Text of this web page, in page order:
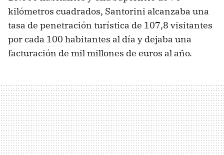
kilómetros cuadrados, Santorini alcanzaba una
tasa de penetración turística de 107,8 visitantes
por cada 100 habitantes al día y dejaba una
facturación de mil millones de euros al año.